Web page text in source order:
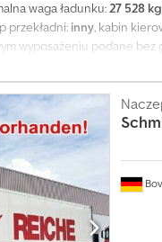
waga ładunku:27 528 kg
przekładni: inny, kabin
wyposażeniu podane